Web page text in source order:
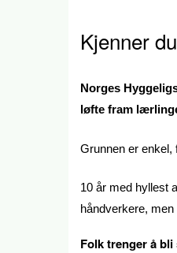
Kjenner
Norges
løfte fram
Grunnen er enkel,
10 år med hyllest
håndverkere,
Folk trenger å